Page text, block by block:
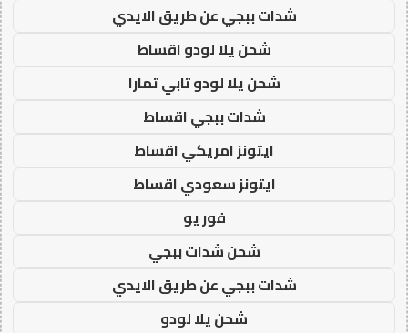
شدات ببجي عن طريق الايدي
شحن يلا لودو اقساط
شحن يلا لودو تابي تمارا
شدات ببجي اقساط
ايتونز امريكي اقساط
ايتونز سعودي اقساط
فور يو
شحن شدات ببجي
شدات ببجي عن طريق الايدي
شحن يلا لودو